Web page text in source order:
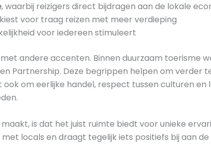
, waarbij reizigers direct bijdragen aan de lokale
voor traag reizen met meer verdieping
voor iedereen stimuleert
andere accenten. Binnen duurzaam toerisme
Partnership. Deze begrippen helpen om verder
ook om eerlijke handel, respect tussen culturen
is dat het juist ruimte biedt voor unieke
locals en draagt tegelijk iets positiefs bij aan